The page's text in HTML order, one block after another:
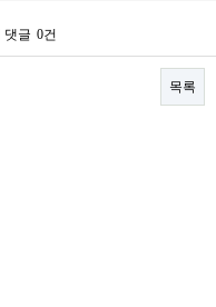
댓글 0건
목록